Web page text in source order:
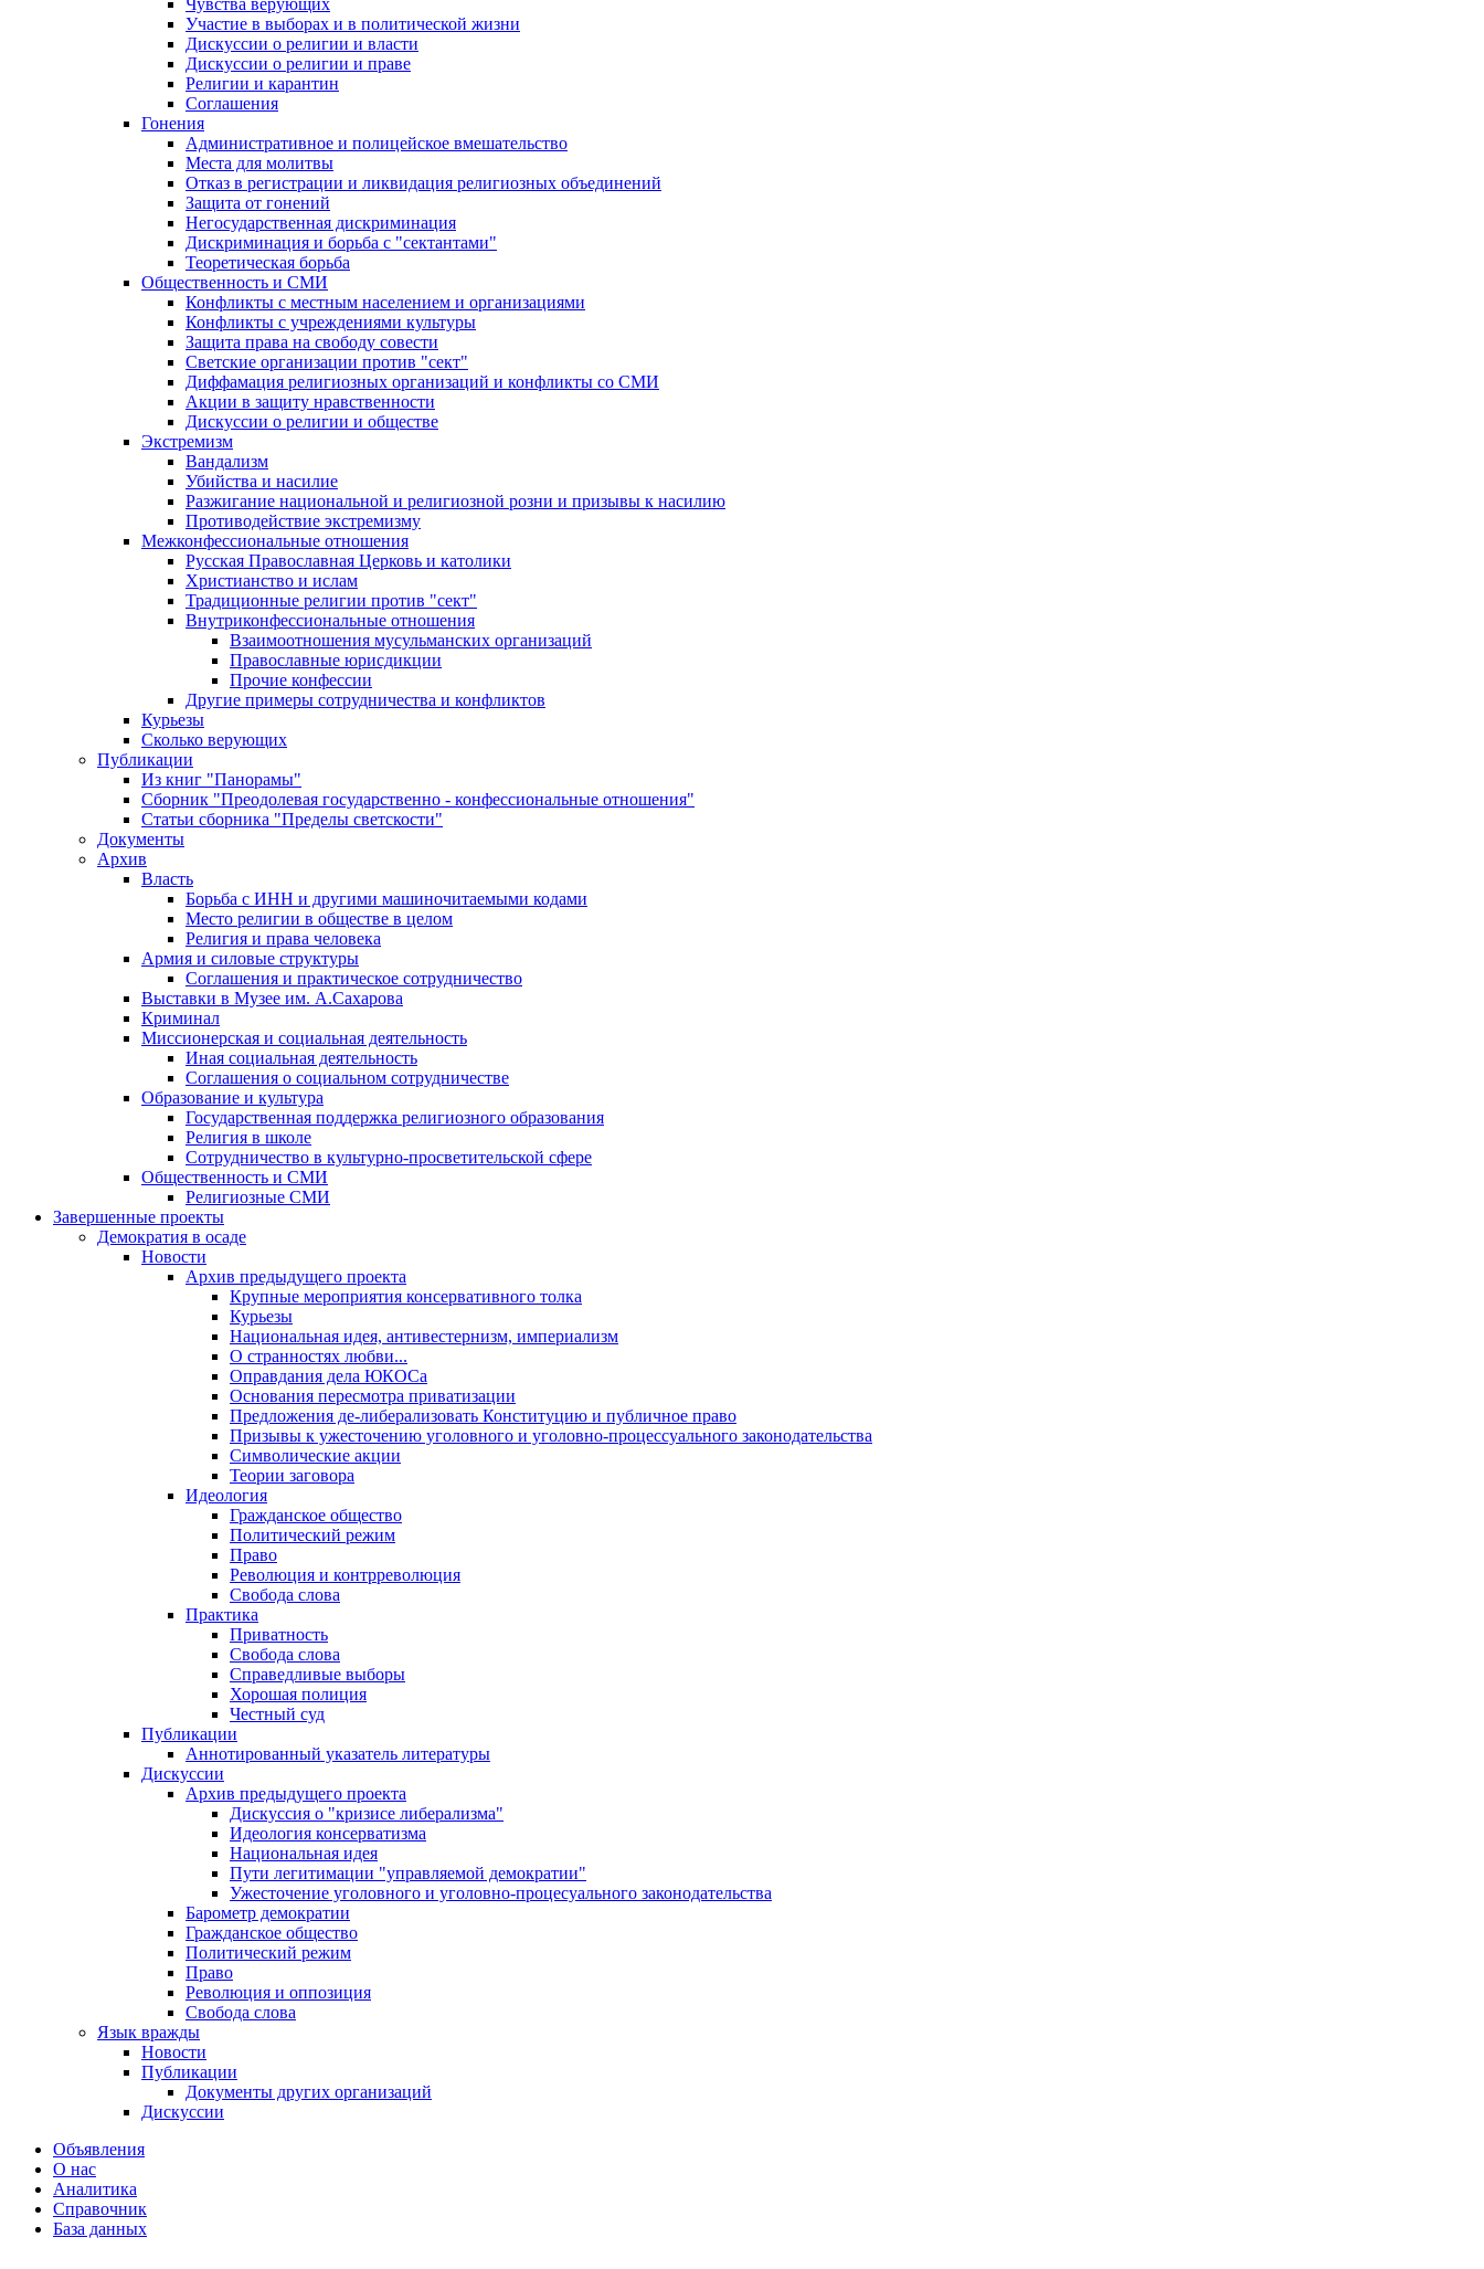
Чувства верующих
Участие в выборах и в политической жизни
Дискуссии о религии и власти
Дискуссии о религии и праве
Религии и карантин
Соглашения
Гонения
Административное и полицейское вмешательство
Места для молитвы
Отказ в регистрации и ликвидация религиозных объединений
Защита от гонений
Негосударственная дискриминация
Дискриминация и борьба с "сектантами"
Теоретическая борьба
Общественность и СМИ
Конфликты с местным населением и организациями
Конфликты с учреждениями культуры
Защита права на свободу совести
Светские организации против "сект"
Диффамация религиозных организаций и конфликты со СМИ
Акции в защиту нравственности
Дискуссии о религии и обществе
Экстремизм
Вандализм
Убийства и насилие
Разжигание национальной и религиозной розни и призывы к насилию
Противодействие экстремизму
Межконфессиональные отношения
Русская Православная Церковь и католики
Христианство и ислам
Традиционные религии против "сект"
Внутриконфессиональные отношения
Взаимоотношения мусульманских организаций
Православные юрисдикции
Прочие конфессии
Другие примеры сотрудничества и конфликтов
Курьезы
Сколько верующих
Публикации
Из книг "Панорамы"
Сборник "Преодолевая государственно - конфессиональные отношения"
Статьи сборника "Пределы светскости"
Документы
Архив
Власть
Борьба с ИНН и другими машиночитаемыми кодами
Место религии в обществе в целом
Религия и права человека
Армия и силовые структуры
Соглашения и практическое сотрудничество
Выставки в Музее им. А.Сахарова
Криминал
Миссионерская и социальная деятельность
Иная социальная деятельность
Соглашения о социальном сотрудничестве
Образование и культура
Государственная поддержка религиозного образования
Религия в школе
Сотрудничество в культурно-просветительской сфере
Общественность и СМИ
Религиозные СМИ
Завершенные проекты
Демократия в осаде
Новости
Архив предыдущего проекта
Крупные мероприятия консервативного толка
Курьезы
Национальная идея, антивестернизм, империализм
О странностях любви...
Оправдания дела ЮКОСа
Основания пересмотра приватизации
Предложения де-либерализовать Конституцию и публичное право
Призывы к ужесточению уголовного и уголовно-процессуального законодательства
Символические акции
Теории заговора
Идеология
Гражданское общество
Политический режим
Право
Революция и контрреволюция
Свобода слова
Практика
Приватность
Свобода слова
Справедливые выборы
Хорошая полиция
Честный суд
Публикации
Аннотированный указатель литературы
Дискуссии
Архив предыдущего проекта
Дискуссия о "кризисе либерализма"
Идеология консерватизма
Национальная идея
Пути легитимации "управляемой демократии"
Ужесточение уголовного и уголовно-процесуального законодательства
Барометр демократии
Гражданское общество
Политический режим
Право
Революция и оппозиция
Свобода слова
Язык вражды
Новости
Публикации
Документы других организаций
Дискуссии
Объявления
О нас
Аналитика
Справочник
База данных